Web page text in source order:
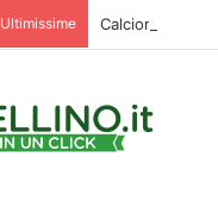
Ultimissime